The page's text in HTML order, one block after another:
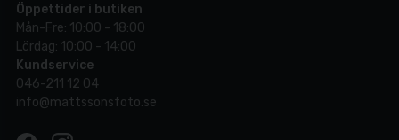
Öppettider i butiken
Mån-Fre: 10:00 - 18:00
Lördag: 10:00 - 14:00
Kundservice
046-211 12 04
info@mattssonsfoto.se